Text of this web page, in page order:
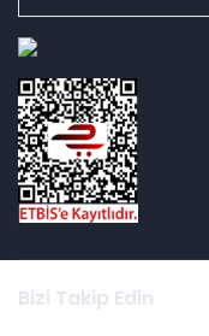
Bizi Takip Edin